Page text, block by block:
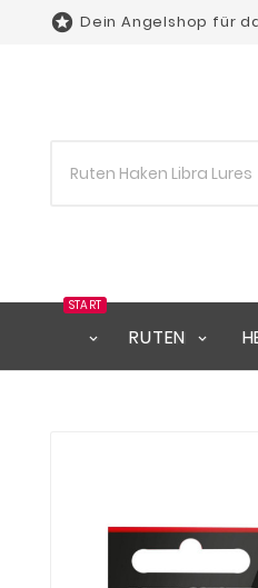
 Dein Angelshop für
START
RUTEN